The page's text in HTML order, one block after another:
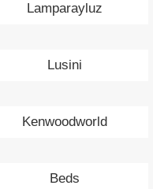
Lamparayluz
Lusini
Kenwoodworld
Beds